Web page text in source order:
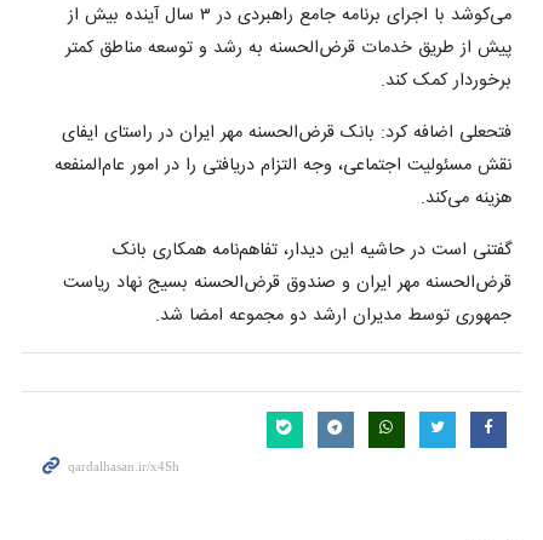
می‌کوشد با اجرای برنامه جامع راهبردی در ۳ سال آینده بیش از
پیش از طریق خدمات قرض‌الحسنه به رشد و توسعه مناطق کمتر
برخوردار کمک کند.
فتحعلی اضافه کرد: بانک قرض‌الحسنه مهر ایران در راستای ایفای
نقش مسئولیت اجتماعی، وجه ‌التزام‌ دریافتی را در امور عام‌المنفعه
هزینه می‌کند.
گفتنی است در حاشیه این دیدار، تفاهم‌نامه همکاری بانک
قرض‌الحسنه مهر ایران و صندوق قرض‌الحسنه بسیج نهاد ریاست
جمهوری توسط مدیران ارشد دو مجموعه امضا شد.